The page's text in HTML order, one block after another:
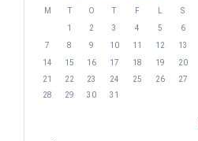
M T O T F
S
1
2 3 4 5
6
7
8 9 10 11 12
13
14
15 16 17 18 19
20
21
22 23 24 25 26
27
28
29 30 31